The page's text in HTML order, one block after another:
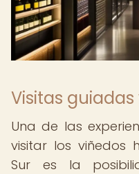
Visitas
Una de las
visitar los viñedos
Sur es la